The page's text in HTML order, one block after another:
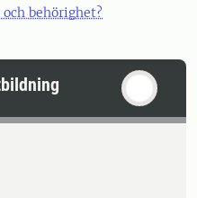
behörighet?